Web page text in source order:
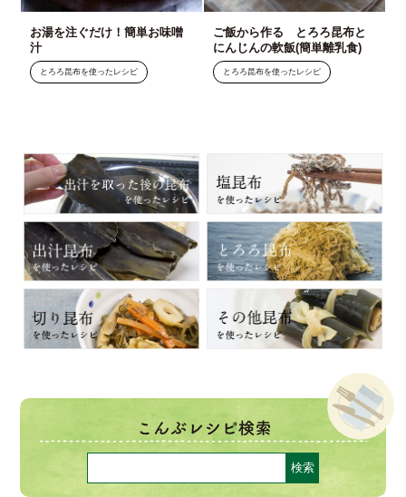
お湯を注ぐだけ！簡単お味噌
汁
とろろ昆布を使ったレシピ
ご飯から作る とろろ昆布と
にんじんの軟飯(簡単離乳食)
とろろ昆布を使ったレシピ